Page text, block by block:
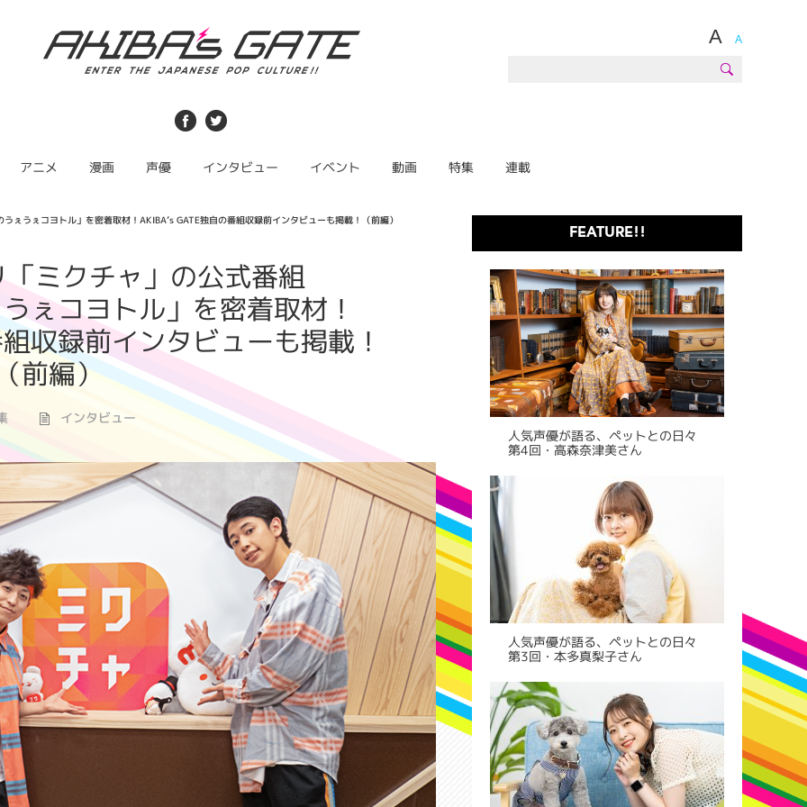
A A
アニメ 漫画 声優 インタビュー イベント 動画 特集 連載
FEATURE!!
人気声優が語る、ペットとの日々
第4回・高森奈津美さん
人気声優が語る、ペットとの日々
第3回・本多真梨子さん
ぇうぇコヨトル」を密着取材！AKIBA’s GATE独自の番組収録前インタビューも掲載！（前編）
ミクチャ」の公式番組
ぇコヨトル」を密着取材！
収録前インタビューも掲載！
前編）
インタビュー